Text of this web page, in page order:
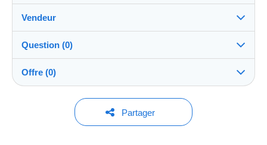
- Si la cp ne vous convient pas, je vous la reprends et
vous la rembourse sans discuter.
Destination :
Voir la liste des pays
Expédition :
Envoi après paiement
A charge de l'acheteur
Méthodes de paiement :
Vendeur
chrisyo04100%(23141x)
Boutique
Membre depuis le :
Question (0)
Pour poser une question, vous devez ouvrir
une session.
Offre (0)
Aucune offre pour le moment.
Partager